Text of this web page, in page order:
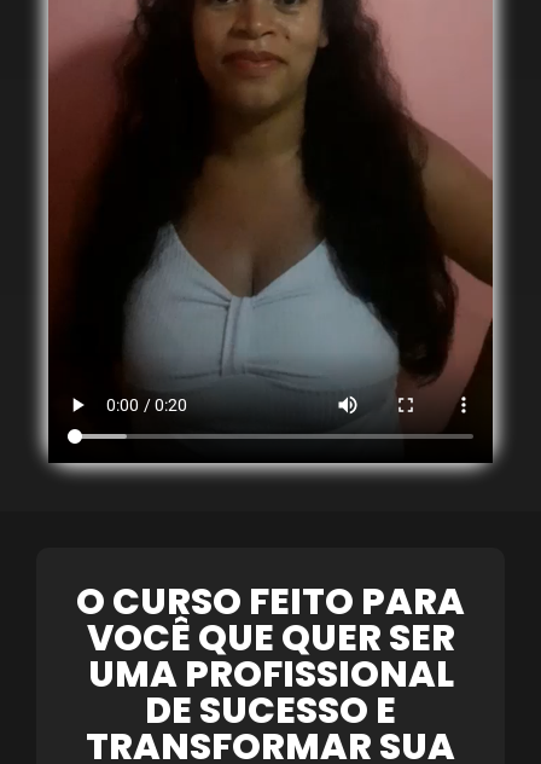
O CURSO FEITO PARA
VOCÊ QUE QUER SER
UMA PROFISSIONAL
DE SUCESSO E
TRANSFORMAR SUA